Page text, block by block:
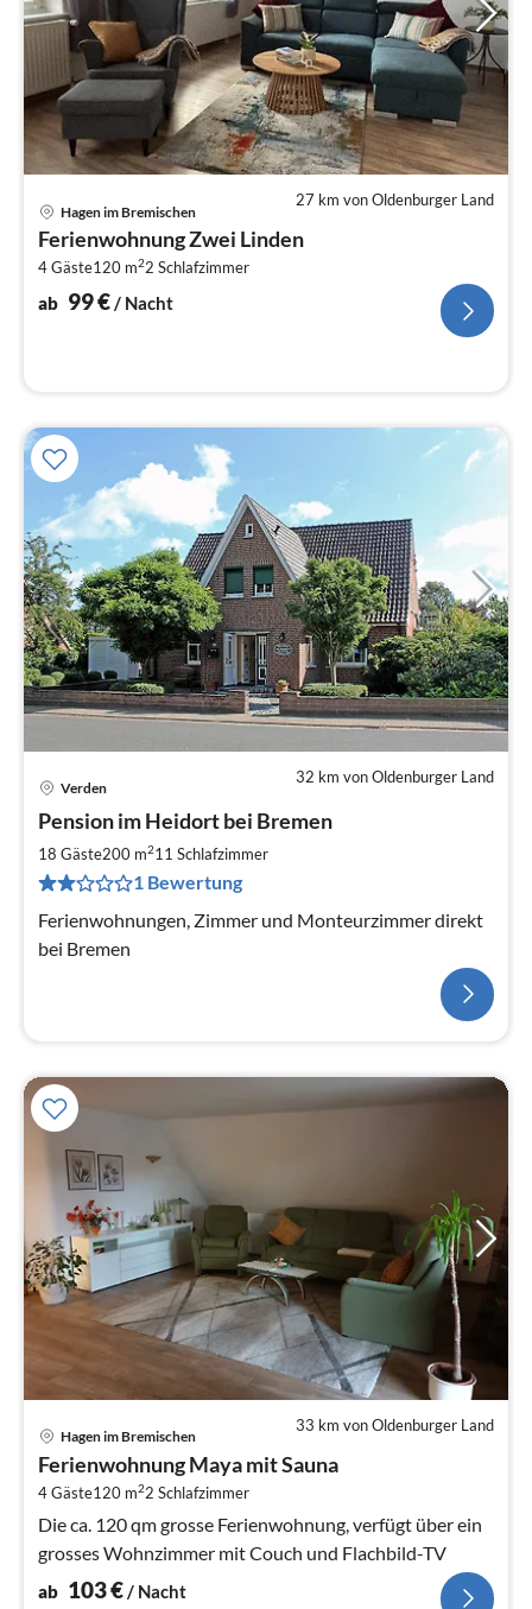
27 km von Oldenburger Land
Hagen im Bremischen
Ferienwohnung Zwei Linden
4 Gäste120 m22 Schlafzimmer
ab 99€/ Nacht
32 km von Oldenburger Land
Verden
Pension im Heidort bei Bremen
18 Gäste200 m211 Schlafzimmer
1 Bewertung
Ferienwohnungen, Zimmer und Monteurzimmer direkt
bei Bremen
33 km von Oldenburger Land
Hagen im Bremischen
Ferienwohnung Maya mit Sauna
4 Gäste120 m22 Schlafzimmer
Die ca. 120 qm grosse Ferienwohnung, verfügt über ein
grosses Wohnzimmer mit Couch und Flachbild-TV
ab 103€/ Nacht